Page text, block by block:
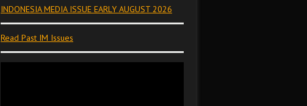
INDONESIA MEDIA ISSUE EARLY AUGUST 2026
Read Past IM Issues